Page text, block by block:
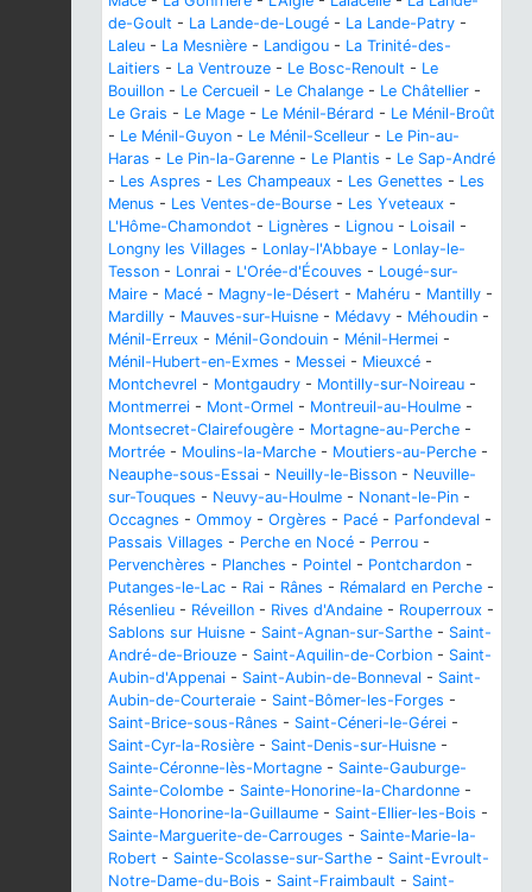
de-Goult - La Lande-de-Lougé - La Lande-Patry -
Laleu - La Mesnière - Landigou - La Trinité-des-
Laitiers - La Ventrouze - Le Bosc-Renoult - Le
Bouillon - Le Cercueil - Le Chalange - Le Châtellier -
Le Grais - Le Mage - Le Ménil-Bérard - Le Ménil-Broût
- Le Ménil-Guyon - Le Ménil-Scelleur - Le Pin-au-
Haras - Le Pin-la-Garenne - Le Plantis - Le Sap-André
- Les Aspres - Les Champeaux - Les Genettes - Les
Menus - Les Ventes-de-Bourse - Les Yveteaux -
L'Hôme-Chamondot - Lignères - Lignou - Loisail -
Longny les Villages - Lonlay-l'Abbaye - Lonlay-le-
Tesson - Lonrai - L'Orée-d'Écouves - Lougé-sur-
Maire - Macé - Magny-le-Désert - Mahéru - Mantilly -
Mardilly - Mauves-sur-Huisne - Médavy - Méhoudin -
Ménil-Erreux - Ménil-Gondouin - Ménil-Hermei -
Ménil-Hubert-en-Exmes - Messei - Mieuxcé -
Montchevrel - Montgaudry - Montilly-sur-Noireau -
Montmerrei - Mont-Ormel - Montreuil-au-Houlme -
Montsecret-Clairefougère - Mortagne-au-Perche -
Mortrée - Moulins-la-Marche - Moutiers-au-Perche -
Neauphe-sous-Essai - Neuilly-le-Bisson - Neuville-
sur-Touques - Neuvy-au-Houlme - Nonant-le-Pin -
Occagnes - Ommoy - Orgères - Pacé - Parfondeval -
Passais Villages - Perche en Nocé - Perrou -
Pervenchères - Planches - Pointel - Pontchardon -
Putanges-le-Lac - Rai - Rânes - Rémalard en Perche -
Résenlieu - Réveillon - Rives d'Andaine - Rouperroux -
Sablons sur Huisne - Saint-Agnan-sur-Sarthe - Saint-
André-de-Briouze - Saint-Aquilin-de-Corbion - Saint-
Aubin-d'Appenai - Saint-Aubin-de-Bonneval - Saint-
Aubin-de-Courteraie - Saint-Bômer-les-Forges -
Saint-Brice-sous-Rânes - Saint-Céneri-le-Gérei -
Saint-Cyr-la-Rosière - Saint-Denis-sur-Huisne -
Sainte-Céronne-lès-Mortagne - Sainte-Gauburge-
Sainte-Colombe - Sainte-Honorine-la-Chardonne -
Sainte-Honorine-la-Guillaume - Saint-Ellier-les-Bois -
Sainte-Marguerite-de-Carrouges - Sainte-Marie-la-
Robert - Sainte-Scolasse-sur-Sarthe - Saint-Evroult-
Notre-Dame-du-Bois - Saint-Fraimbault - Saint-